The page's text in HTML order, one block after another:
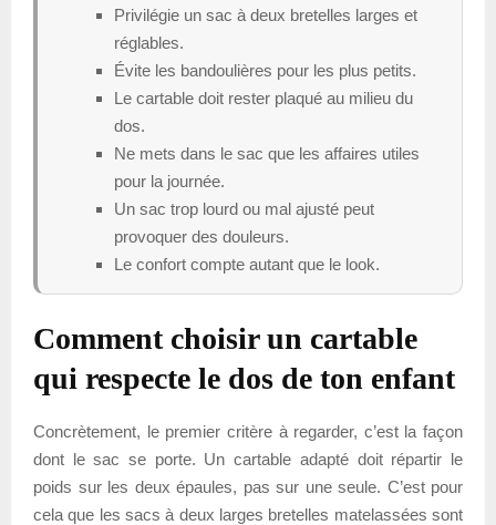
Privilégie un sac à deux bretelles larges et
réglables.
Évite les bandoulières pour les plus petits.
Le cartable doit rester plaqué au milieu du
dos.
Ne mets dans le sac que les affaires utiles
pour la journée.
Un sac trop lourd ou mal ajusté peut
provoquer des douleurs.
Le confort compte autant que le look.
Comment choisir un cartable
qui respecte le dos de ton enfant
Concrètement, le premier critère à regarder, c’est la façon
dont le sac se porte. Un cartable adapté doit répartir le
poids sur les deux épaules, pas sur une seule. C’est pour
cela que les sacs à deux larges bretelles matelassées sont